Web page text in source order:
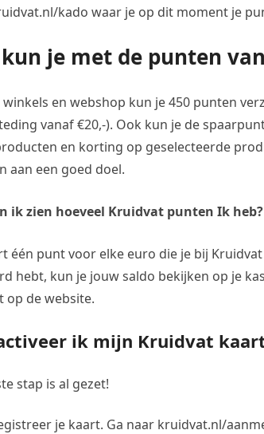
kado waar je op dit moment je
je met de punten
en webshop kun je 450 punten
vanaf €20,-). Ook kun je de
en korting op geselecteerde
aan een goed doel.
ik zien hoeveel Kruidvat punten Ik heb?
één punt voor elke euro die je bij
hebt, kun je jouw saldo bekijken op je
op de website.
ik mijn Kruidvat
stap is al gezet!
je kaart. Ga naar kruidvat.nl/